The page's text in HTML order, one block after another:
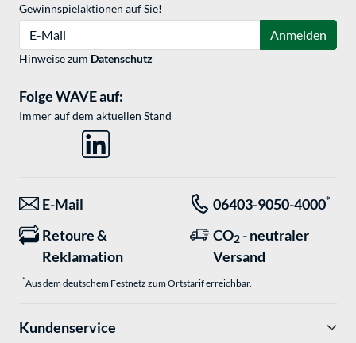
Gewinnspielaktionen auf Sie!
Anmelden
Hinweise zum Datenschutz
Folge WAVE auf:
Immer auf dem aktuellen Stand
E-Mail 06403-9050-4000*
Retoure &
Reklamation
CO2 - neutraler
Versand
*Aus dem deutschem Festnetz zum Ortstarif erreichbar.
Kundenservice